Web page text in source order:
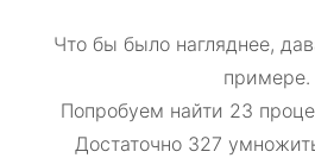
Что бы было нагляднее,
примере.
Попробуем найти 23
Достаточно 327